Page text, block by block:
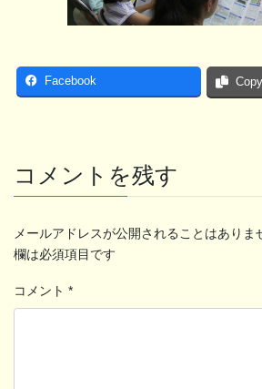
Facebook Copy
コメントを残す
メールアドレスが公開されることはありま
欄は必須項目です
コメント *